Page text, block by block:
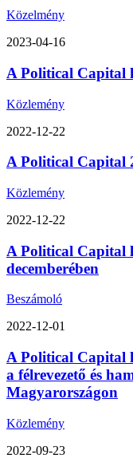
Közelmény
2023-04-16
A Political Capital
Közlemény
2022-12-22
A Political Capital
Közlemény
2022-12-22
A Political Capital
decemberében
Beszámoló
2022-12-01
A Political Capital
a félrevezető és
Magyarországon
Közlemény
2022-09-23